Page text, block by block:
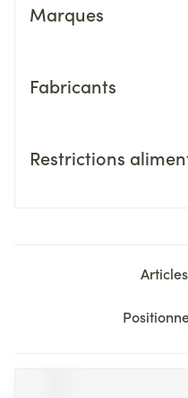
Marques
Fabricants
Restrictions
Articles
Trier par: